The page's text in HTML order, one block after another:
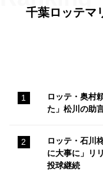
千葉ロッテマ
ロッテ・奥村
た」松川の助
ロッテ・石川
に大事に」リ
投球継続